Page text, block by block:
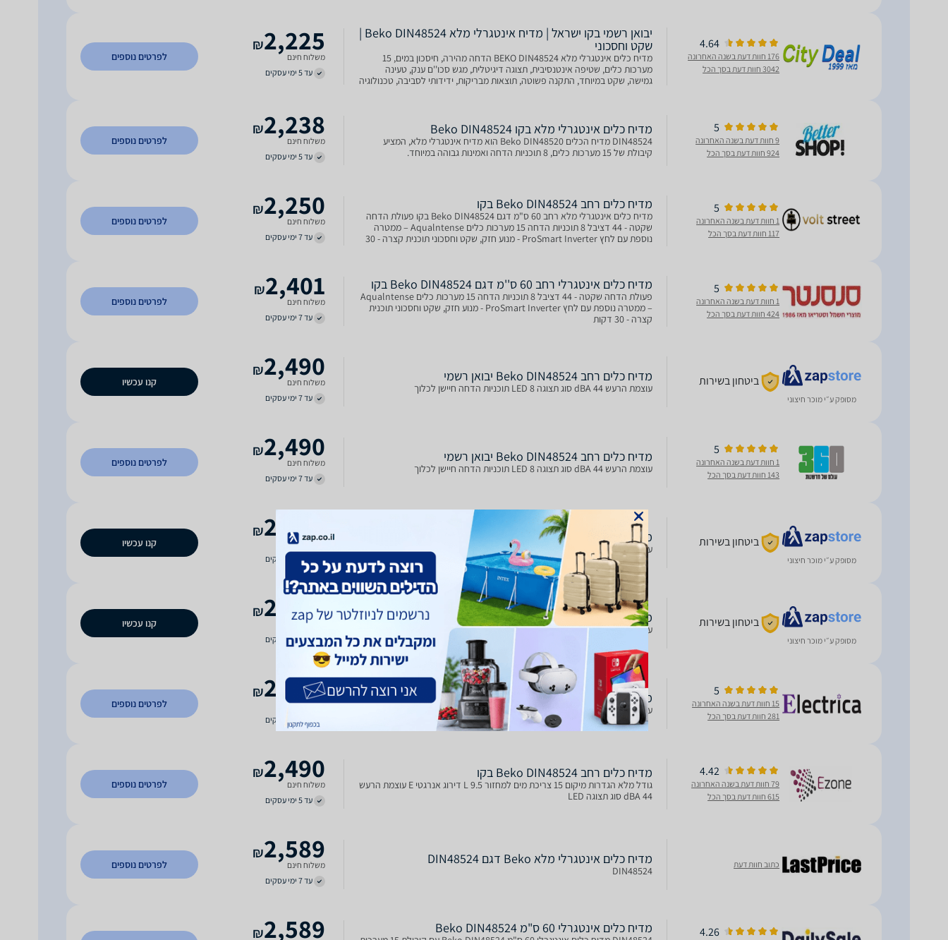
4.64
176 חוות דעת בשנה האחרונה
3042 חוות דעת בסך הכל
יבואן רשמי בקו ישראל | מדיח אינטגרלי מלא Beko DIN48524 |
שקט וחסכוני
מדיח כלים אינטגרלי מלא BEKO DIN48524 הדחה מהירה, חיסכון במים, 15
מערכות כלים, שטיפה אינטנסיבית, תצוגה דיגיטלית, מגש סכו''ם ענק, טעינה
גמישה, שקט במיוחד, התקנה פשוטה, תוצאות מבריקות, ידידותי לסביבה, טכנולוגיה
2,225
₪
משלוח חינם
עד 5 ימי עסקים
לפרטים נוספים
5
9 חוות דעת בשנה האחרונה
924 חוות דעת בסך הכל
מדיח כלים אינטגרלי מלא בקו Beko DIN48524
DIN48524 מדיח הכלים Beko DIN48520 הוא מדיח אינטגרלי מלא, המציע
קיבולת של 15 מערכות כלים, 8 תוכניות הדחה ואמינות גבוהה במיוחד.
2,238
₪
משלוח חינם
עד 5 ימי עסקים
לפרטים נוספים
5
1 חוות דעת בשנה האחרונה
117 חוות דעת בסך הכל
מדיח כלים ‏רחב Beko DIN48524 בקו
מדיח כלים אינטגרלי מלא רחב 60 ס"מ דגם Beko DIN48524 בקו פעולת הדחה
שקטה - 44 דציבל 8 תוכניות הדחה 15 מערכות כלים Aqualntense – ממטרה
נוספת עם לחץ ProSmart Inverter - מנוע חזק, שקט וחסכוני תוכנית קצרה - 30
2,250
₪
משלוח חינם
עד 7 ימי עסקים
לפרטים נוספים
5
1 חוות דעת בשנה האחרונה
424 חוות דעת בסך הכל
מדיח כלים אינטגרלי רחב 60 ס''מ דגם Beko DIN48524 בקו
פעולת הדחה שקטה - 44 דציבל 8 תוכניות הדחה 15 מערכות כלים Aqualntense
– ממטרה נוספת עם לחץ ProSmart Inverter - מנוע חזק, שקט וחסכוני תוכנית
קצרה - 30 דקות
2,401
₪
משלוח חינם
עד 7 ימי עסקים
לפרטים נוספים
מסופק ע״י מוכר חיצוני
ביטחון בשירות מדיח כלים ‏רחב Beko DIN48524 יבואן רשמי
עוצמת הרעש 44 dBA סוג תצוגה LED 8 תוכניות הדחה חיישן לכלוך
2,490
₪
משלוח חינם
עד 7 ימי עסקים
קנו עכשיו
5
1 חוות דעת בשנה האחרונה
143 חוות דעת בסך הכל
מדיח כלים ‏רחב Beko DIN48524 יבואן רשמי
עוצמת הרעש 44 dBA סוג תצוגה LED 8 תוכניות הדחה חיישן לכלוך
2,490
₪
משלוח חינם
עד 7 ימי עסקים
לפרטים נוספים
מסופק ע״י מוכר חיצוני
ביטחון בשירות מדיח כלים ‏רחב Beko DIN48524 יבואן רשמי
עוצמת הרעש 44 dBA סוג תצוגה LED 8 תוכניות הדחה חיישן לכלוך
2,490
₪
משלוח חינם
עד 7 ימי עסקים
קנו עכשיו
מסופק ע״י מוכר חיצוני
ביטחון בשירות מדיח כלים ‏רחב Beko DIN48524 בקו
עוצמת הרעש 44 dBA סוג תצוגה LED 8 תוכניות הדחה חיישן לכלוך
2,490
₪
משלוח חינם
עד 7 ימי עסקים
קנו עכשיו
5
15 חוות דעת בשנה האחרונה
281 חוות דעת בסך הכל
מדיח כלים ‏רחב Beko DIN48524 בקו
עוצמת הרעש 44 dBA סוג תצוגה LED 8 תוכניות הדחה חיישן לכלוך
2,490
₪
משלוח חינם
עד 6 ימי עסקים
לפרטים נוספים
4.42
79 חוות דעת בשנה האחרונה
615 חוות דעת בסך הכל
מדיח כלים ‏רחב Beko DIN48524 בקו
גודל מלא הגדרות מיקום 15 צריכת מים למחזור 9.5 L דירוג אנרגטי E עוצמת הרעש
44 dBA סוג תצוגה LED
2,490
₪
משלוח חינם
עד 5 ימי עסקים
לפרטים נוספים
כתוב חוות דעת מדיח כלים אינטגרלי מלא Beko דגם DIN48524
DIN48524
2,589
₪
משלוח חינם
עד 7 ימי עסקים
לפרטים נוספים
4.26 מדיח כלים אינטגרלי 60 ס"מ Beko DIN48524 2,589
₪